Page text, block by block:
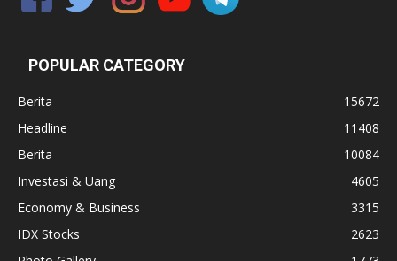
POPULAR CATEGORY
Berita
15672
Headline
11408
Berita
10084
Investasi & Uang
4605
Economy & Business
3315
IDX Stocks
2623